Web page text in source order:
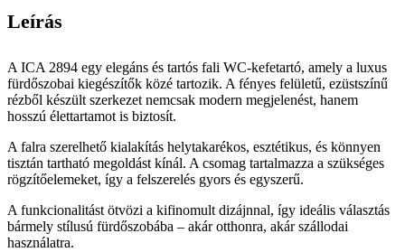
Leírás
A ICA 2894 egy elegáns és tartós fali WC-kefetartó, amely a luxus
fürdőszobai kiegészítők közé tartozik. A fényes felületű, ezüstszínű
rézből készült szerkezet nemcsak modern megjelenést, hanem
hosszú élettartamot is biztosít.
A falra szerelhető kialakítás helytakarékos, esztétikus, és könnyen
tisztán tartható megoldást kínál. A csomag tartalmazza a szükséges
rögzítőelemeket, így a felszerelés gyors és egyszerű.
A funkcionalitást ötvözi a kifinomult dizájnnal, így ideális választás
bármely stílusú fürdőszobába – akár otthonra, akár szállodai
használatra.